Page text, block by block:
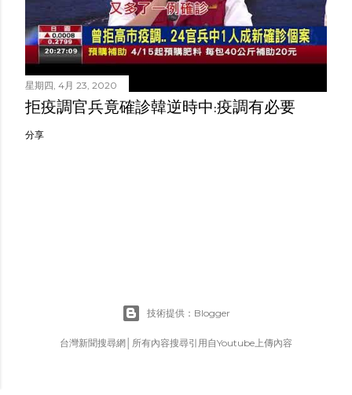
星期四, 4月 23, 2020
拒疫調官兵竟確診韓逆時中:疫調有必要
分享
技術提供：Blogger
台灣新聞搜尋網│所有內容搜尋引用自Youtube上傳內容